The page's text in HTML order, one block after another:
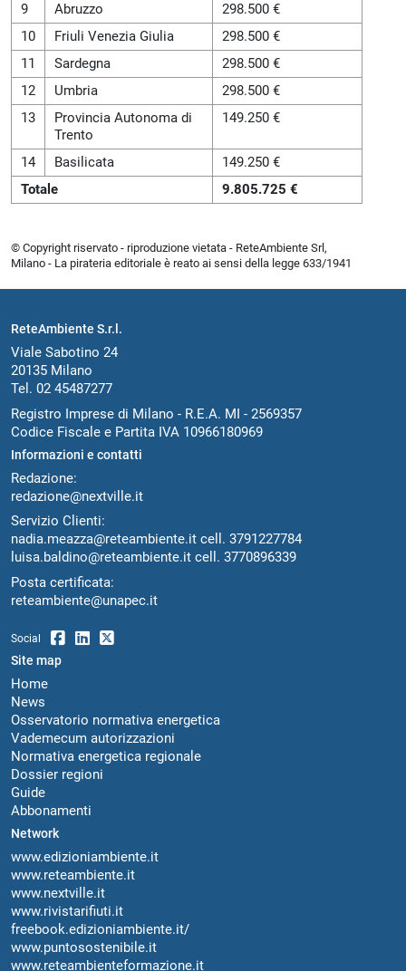
9
Abruzzo
298.500 €
10
Friuli Venezia Giulia
298.500 €
11
Sardegna
298.500 €
12
Umbria
298.500 €
13
Provincia Autonoma di
Trento
149.250 €
14 Basilicata
149.250 €
Totale
9.805.725 €
© Copyright riservato - riproduzione vietata - ReteAmbiente Srl,
Milano - La pirateria editoriale è reato ai sensi della legge 633/1941
ReteAmbiente S.r.l.
Viale Sabotino 24
20135 Milano
Tel. 02 45487277
Registro Imprese di Milano - R.E.A. MI - 2569357
Codice Fiscale e Partita IVA 10966180969
Informazioni e contatti
Redazione:
redazione@nextville.it
Servizio Clienti:
nadia.meazza@reteambiente.it cell. 3791227784
luisa.baldino@reteambiente.it cell. 3770896339
Posta certificata:
reteambiente@unapec.it
Social
Site map
Home
News
Osservatorio normativa energetica
Vademecum autorizzazioni
Normativa energetica regionale
Dossier regioni
Guide
Abbonamenti
Network
www.edizioniambiente.it
www.reteambiente.it
www.nextville.it
www.rivistarifiuti.it
freebook.edizioniambiente.it/
www.puntosostenibile.it
www.reteambienteformazione.it